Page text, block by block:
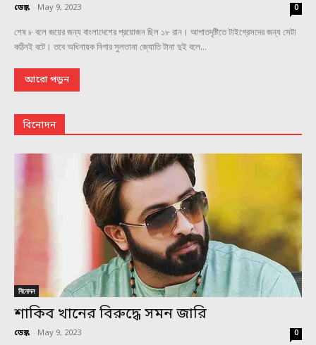
ডেস্ক - May 9, 2023 0
শেষ ৮ বলে জয়ের জন্য বাংলাদেশের প্রয়োজন ছিল ১৮ রান। আপাতদৃষ্টিতে টাইগ্রেসদের জন্য সেটা
কঠিনই বটে। তবে অধিনায়ক নিগার সুলতানা জ্যোতি টানা দুই বলে...
আরো পড়ুন
বিনোদন
বিনোদন
শাকিব খানের বিরুদ্ধে সমন জারি
ডেস্ক - May 9, 2023 0